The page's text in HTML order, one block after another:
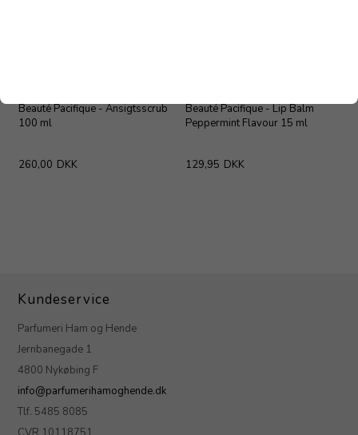
Beauté Pacifique - Ansigtsscrub
100 ml
260,00 DKK
Beauté Pacifique - Lip Balm
Peppermint Flavour 15 ml
129,95 DKK
Kundeservice
Parfumeri Ham og Hende
Jernbanegade 1
4800 Nykøbing F
info@parfumerihamoghende.dk
Tlf. 5485 8085